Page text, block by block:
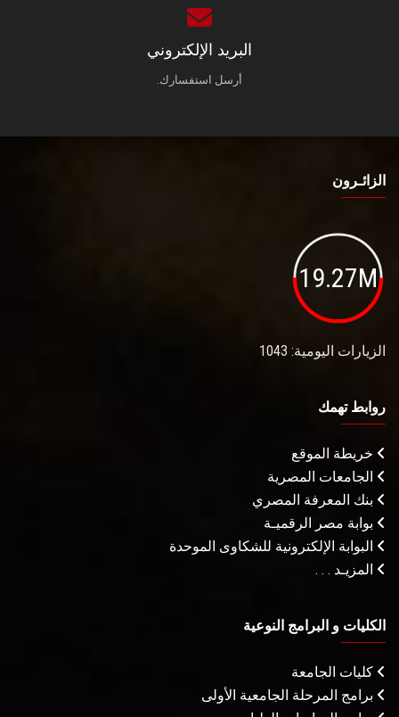
البريد الإلكتروني
أرسل استفسارك.
الزائـرون
19.27M
الزيارات اليومية: 1043
روابط تهمك
خريطة الموقع
الجامعات المصرية
بنك المعرفة المصري
بوابة مصر الرقميـة
البوابة الإلكترونية للشكاوى الموحدة
المزيـد . . .
الكليات و البرامج النوعية
كليات الجامعة
برامج المرحلة الجامعية الأولى